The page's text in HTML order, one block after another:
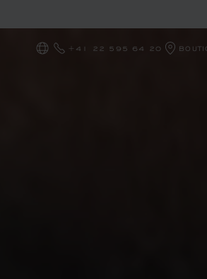
LOCALISATION (CHANGER DE
+41 22 595 64 20